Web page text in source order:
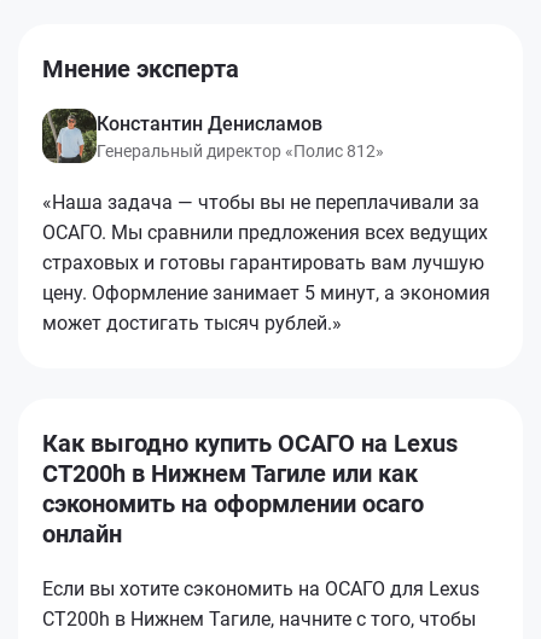
Мнение эксперта
Константин Денисламов
Генеральный директор «Полис 812»
«Наша задача — чтобы вы не переплачивали за
ОСАГО. Мы сравнили предложения всех ведущих
страховых и готовы гарантировать вам лучшую
цену. Оформление занимает 5 минут, а экономия
может достигать тысяч рублей.»
Как выгодно купить ОСАГО на Lexus
CT200h в Нижнем Тагиле или как
сэкономить на оформлении осаго
онлайн
Если вы хотите сэкономить на ОСАГО для Lexus
CT200h в Нижнем Тагиле, начните с того, чтобы